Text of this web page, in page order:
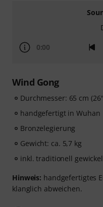
0:00
Wind Gong
Durchmesser: 65 cm
handgefertigt in Wuhan
Bronzelegierung
Gewicht: ca. 5,7 kg
inkl. traditionell
Hinweis: handgefertigtes
klanglich abweichen.